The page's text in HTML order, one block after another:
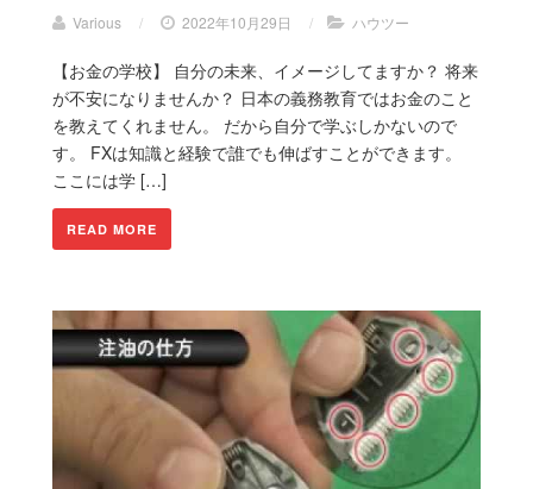
Various / 2022年10月29日 / ハウツー
【お金の学校】 自分の未来、イメージしてますか？ 将来
が不安になりませんか？ 日本の義務教育ではお金のこと
を教えてくれません。 だから自分で学ぶしかないので
す。 FXは知識と経験で誰でも伸ばすことができます。
ここには学 […]
READ MORE